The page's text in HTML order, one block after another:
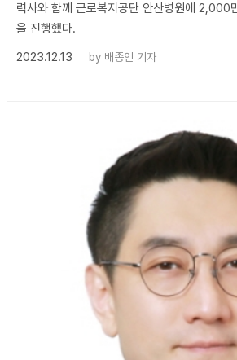
력사와 함께 근로복지공단 안산병원에 2,000
을 진행했다.
2023.12.13
by 배종인 기자